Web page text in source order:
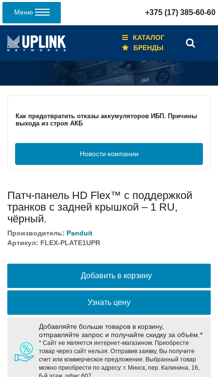
Меню +375 (17) 385-60-60
КАТАЛОГ
БРЕНДЫ
Кабели для промышленных сетей в новом каталоге ANC
Как предотвратить отказы аккумуляторов ИБП. Причины
выхода из строя АКБ
С 3–4 ноября 2025 г. инвентаризация на складе. Отгрузка
товара производиться не будет!
ИБП с мощным зарядным устройством и
масштабируемым временем автономной работы в
зависимости от подключаемых внешних АКБ
Оборудование связи и решения для электрических
Кабели для промышленных сетей в новом каталоге ANC
Как предотвратить отказы аккумуляторов ИБП. Причины
выхода из строя АКБ
С 3–4 ноября 2025 г. инвентаризация на складе. Отгрузка
Новости компании
Патч-панель HD Flex™ с поддержкой
транков с задней крышкой – 1 RU,
чёрный.
Производитель: Panduit
Артикул: FLEX-PLATE1UPR
Добавить в корзину
Узнать цену
Добавляйте больше товаров в корзину,
отправляйте запрос и получайте скидку за объём.*
* Сайт не является интернет-магазином. Приобрести
товар через сайт нельзя. Отправив заявку, Вы получите
счет или коммерческое предложение. Выбранный товар
можно приобрести по адресу: г. Минск, пер. Калинина, 16,